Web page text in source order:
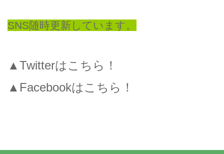
SNS随時更新しています。
▲Twitterはこちら！
▲Facebookはこちら！